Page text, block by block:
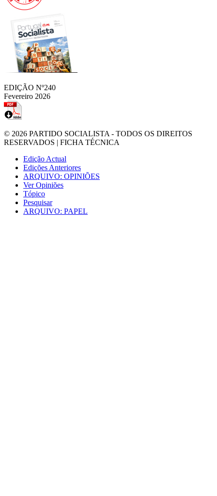
EDIÇÃO Nº240
Fevereiro 2026
© 2026 PARTIDO SOCIALISTA - TODOS OS DIREITOS
RESERVADOS | FICHA TÉCNICA
Edição Actual
Edições Anteriores
ARQUIVO: OPINIÕES
Ver Opiniões
Tópico
Pesquisar
ARQUIVO: PAPEL